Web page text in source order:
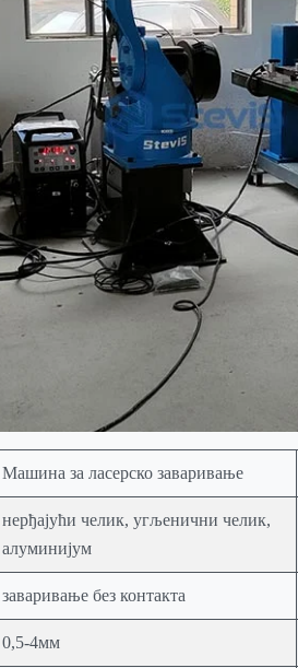
Машина за ласерско заваривање
нерђајући челик, угљенични челик,
алуминијум
заваривање без контакта
0,5-4мм